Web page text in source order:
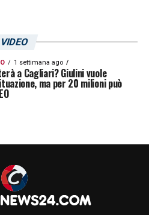
VIDEO
1 settimana ago
a Cagliari? Giulini vuole
ma per 20 milioni può